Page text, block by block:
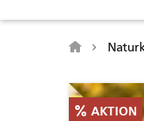
AKTION